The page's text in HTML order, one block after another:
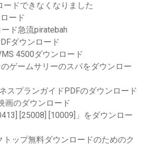
ードできなくなりました
ード
ド急流piratebah
ダウンロード
4500ダウンロード
ゲームサリーのスパをダウンロー
スプランガイドPDFのダウンロード
画のダウンロード
[25008] [10009]」をダウンロー
ップ無料ダウンロードのためのク